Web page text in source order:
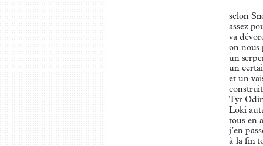
selon
assez
va
on nous
un
un
et un
Tyr
Loki
tous en
j’en
à la fin